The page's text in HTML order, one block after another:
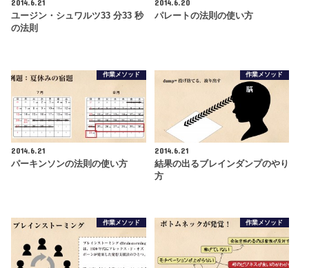
2014.6.21
ユージン・シュワルツ33 分33 秒
の法則
2014.6.20
パレートの法則の使い方
作業メソッド
2014.6.21
パーキンソンの法則の使い方
作業メソッド
2014.6.21
結果の出るブレインダンプのやり
方
作業メソッド 作業メソッド